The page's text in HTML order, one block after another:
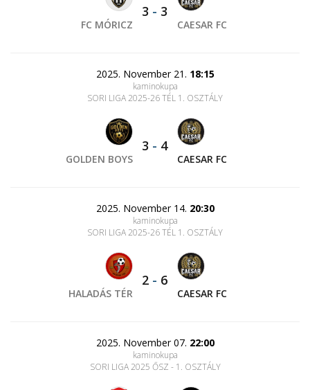
FC MÓRICZ
3 - 3
CAESAR FC
2025. November 21. 18:15
kaminokupa
SORI LIGA 2025-26 TÉL 1. OSZTÁLY
GOLDEN BOYS
3 - 4
CAESAR FC
2025. November 14. 20:30
kaminokupa
SORI LIGA 2025-26 TÉL 1. OSZTÁLY
HALADÁS TÉR
2 - 6
CAESAR FC
2025. November 07. 22:00
kaminokupa
SORI LIGA 2025 ŐSZ - 1. OSZTÁLY